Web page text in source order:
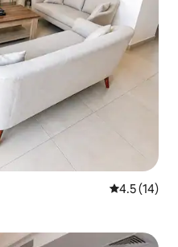
レビュー14
4.5 (14)